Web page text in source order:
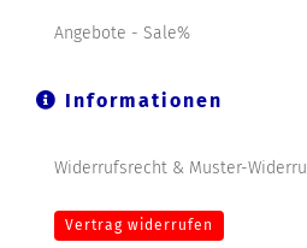
Angebote - Sale%
Informationen
Widerrufsrecht & Muster-
Vertrag widerrufen